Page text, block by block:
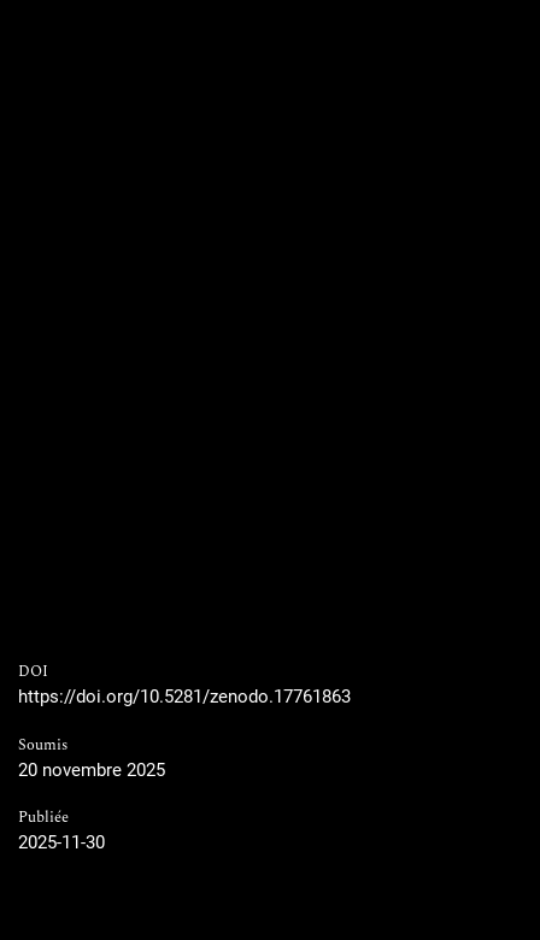
DOI
https://doi.org/10.5281/zenodo.17761863
Soumis
20 novembre 2025
Publiée
2025-11-30